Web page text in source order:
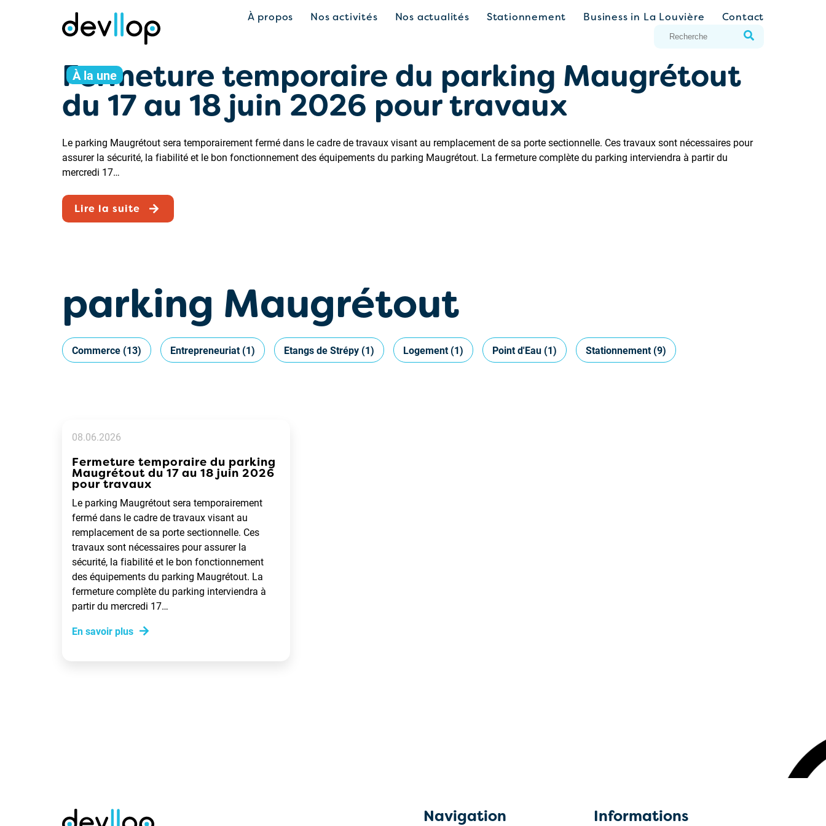
À propos Nos activités Nos actualités Stationnement Business in La Louvière Contact
À la une
Fermeture temporaire du parking Maugrétout
du 17 au 18 juin 2026 pour travaux
Le parking Maugrétout sera temporairement fermé dans le cadre de travaux visant au remplacement de sa porte sectionnelle. Ces travaux sont nécessaires pour
assurer la sécurité, la fiabilité et le bon fonctionnement des équipements du parking Maugrétout. La fermeture complète du parking interviendra à partir du
mercredi 17…
Lire la suite
parking Maugrétout
Commerce (13) Entrepreneuriat(1) Etangs de Strépy (1) Logement(1) Point d'Eau (1) Stationnement(9)
08.06.2026
Fermeture temporaire du parking
Maugrétout du 17 au 18 juin 2026
pour travaux
Le parking Maugrétout sera temporairement
fermé dans le cadre de travaux visant au
remplacement de sa porte sectionnelle. Ces
travaux sont nécessaires pour assurer la
sécurité, la fiabilité et le bon fonctionnement
des équipements du parking Maugrétout. La
fermeture complète du parking interviendra à
partir du mercredi 17…
En savoir plus
Navigation Informations